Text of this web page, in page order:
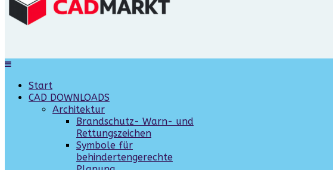
Start
CAD DOWNLOADS
Architektur
Brandschutz- Warn- und
Rettungszeichen
Symbole für
behindertengerechte